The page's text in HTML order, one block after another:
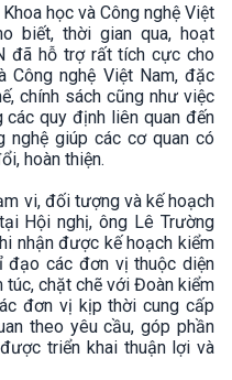
học và Công nghệ Việt
biết, thời gian qua, hoạt
đã hỗ trợ rất tích cực cho
Công nghệ Việt Nam, đặc
chính sách cũng như việc
quy định liên quan đến
nghệ giúp các cơ quan có
hoàn thiện.
vi, đối tượng và kế hoạch
Hội nghị, ông Lê Trường
nhận được kế hoạch kiểm
đạo các đơn vị thuộc diện
chặt chẽ với Đoàn kiểm
đơn vị kịp thời cung cấp
theo yêu cầu, góp phần
triển khai thuận lợi và